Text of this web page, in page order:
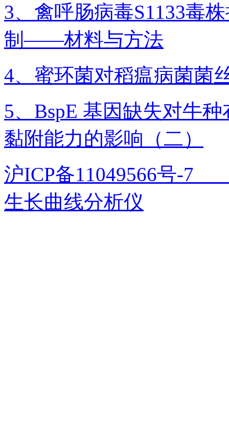
3、禽呼肠病毒S1133毒
制——材料与方法
4、蜜环菌对稻瘟病菌菌
5、BspE 基因缺失对牛
黏附能力的影响（二）
沪ICP备11049566号
生长曲线分析仪